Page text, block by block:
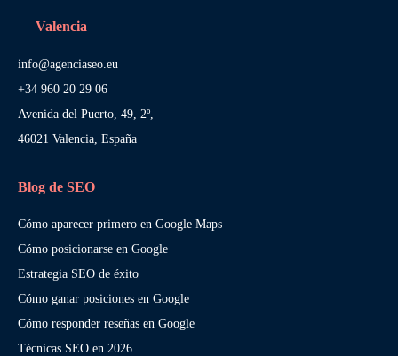
Valencia
info@agenciaseo.eu
+34 960 20 29 06
Avenida del Puerto, 49, 2º,
46021 Valencia, España
Blog de SEO
Cómo aparecer primero en Google Maps
Cómo posicionarse en Google
Estrategia SEO de éxito
Cómo ganar posiciones en Google
Cómo responder reseñas en Google
Técnicas SEO en 2026